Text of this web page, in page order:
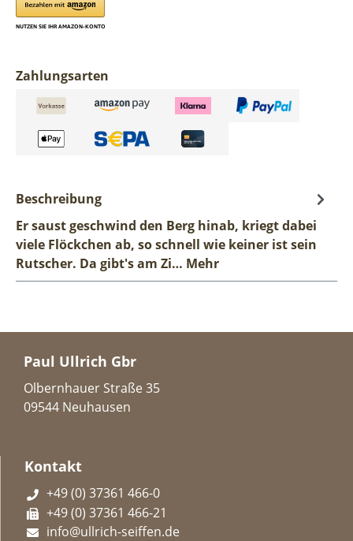
Zahlungsarten
Beschreibung
Er saust geschwind den Berg hinab, kriegt dabei
viele Flöckchen ab, so schnell wie keiner ist sein
Rutscher. Da gibt's am Zi… Mehr
Paul Ullrich Gbr
Olbernhauer Straße 35
09544 Neuhausen
Kontakt
+49 (0) 37361 466-0
+49 (0) 37361 466-21
info@ullrich-seiffen.de